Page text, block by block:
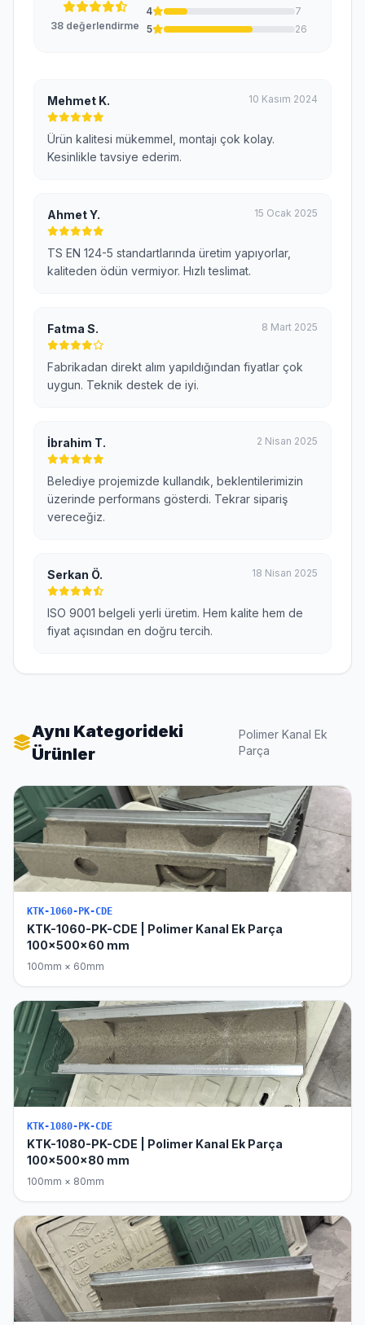
38 değerlendirme
4
7
5
26
Mehmet K. 10 Kasım 2024
Ürün kalitesi mükemmel, montajı çok kolay.
Kesinlikle tavsiye ederim.
Ahmet Y. 15 Ocak 2025
TS EN 124-5 standartlarında üretim yapıyorlar,
kaliteden ödün vermiyor. Hızlı teslimat.
Fatma S. 8 Mart 2025
Fabrikadan direkt alım yapıldığından fiyatlar çok
uygun. Teknik destek de iyi.
İbrahim T. 2 Nisan 2025
Belediye projemizde kullandık, beklentilerimizin
üzerinde performans gösterdi. Tekrar sipariş
vereceğiz.
Serkan Ö. 18 Nisan 2025
ISO 9001 belgeli yerli üretim. Hem kalite hem de
fiyat açısından en doğru tercih.
Aynı Kategorideki
Ürünler
Polimer Kanal Ek
Parça
KTK-1060-PK-CDE
KTK-1060-PK-CDE | Polimer Kanal Ek Parça
100x500x60 mm
100mm × 60mm
KTK-1080-PK-CDE
KTK-1080-PK-CDE | Polimer Kanal Ek Parça
100x500x80 mm
100mm × 80mm